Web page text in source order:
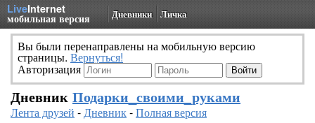
LiveInternet
мобильная версия Дневники Личка
Вы были перенаправлены на мобильную версию
страницы. Вернуться!
Авторизация
Дневник Подарки_своими_руками
Лента друзей -Дневник-Полная версия